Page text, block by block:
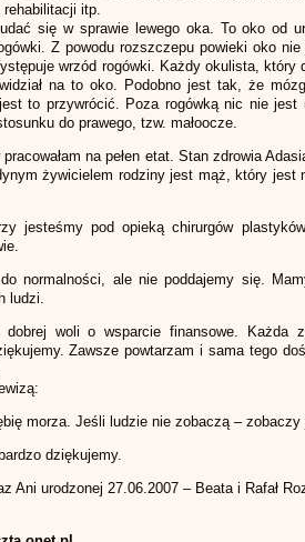
itp.
się w sprawie lewego oka. To oko od
Z powodu rozszczepu powieki oko
wrzód rogówki. Każdy okulista, który
na to oko. Podobno jest tak, że mózg
to przywrócić. Poza rogówką nic nie jest
do prawego, tzw. małoocze.
na pełen etat. Stan zdrowia
żywicielem rodziny jest mąż, który jest
jesteśmy pod opieką chirurgów
normalności, ale nie poddajemy się.
ludzi.
woli o wsparcie finansowe. Każda
Zawsze powtarzam i sama tego
morza. Jeśli ludzie nie zobaczą – zobaczy
dziękujemy.
Ani urodzonej 27.06.2007 – Beata i Rafał